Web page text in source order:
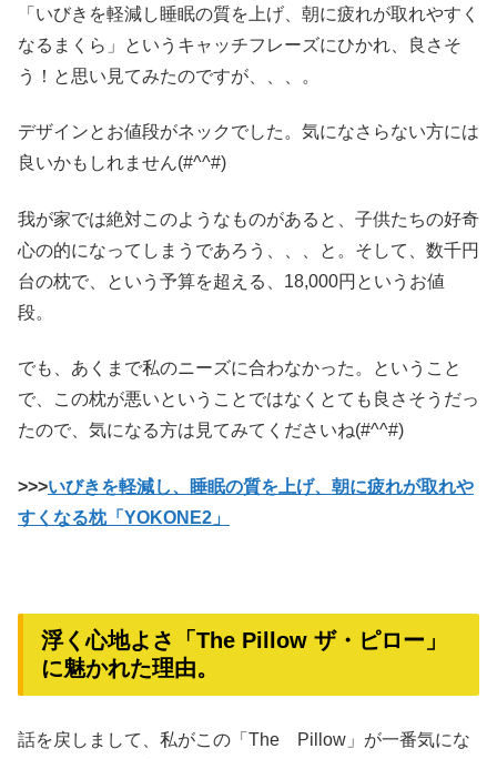
「いびきを軽減し睡眠の質を上げ、朝に疲れが取れやすく
なるまくら」というキャッチフレーズにひかれ、良さそ
う！と思い見てみたのですが、、、。
デザインとお値段がネックでした。気になさらない方には
良いかもしれません(#^^#)
我が家では絶対このようなものがあると、子供たちの好奇
心の的になってしまうであろう、、、と。そして、数千円
台の枕で、という予算を超える、18,000円というお値
段。
でも、あくまで私のニーズに合わなかった。ということ
で、この枕が悪いということではなくとても良さそうだっ
たので、気になる方は見てみてくださいね(#^^#)
>>>いびきを軽減し、睡眠の質を上げ、朝に疲れが取れや
すくなる枕「YOKONE2」
浮く心地よさ「The Pillow ザ・ピロー」
に魅かれた理由。
話を戻しまして、私がこの「The Pillow」が一番気にな